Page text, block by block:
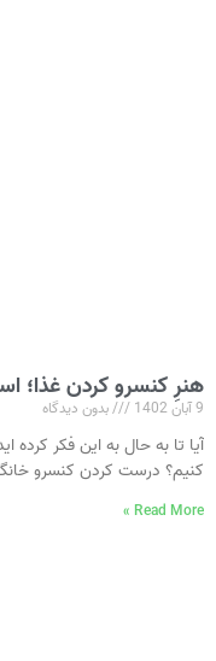
هنرِ کنسرو کردن غذا؛
9 آبان 1402 بدون دیدگاه
آیا تا به حال به این فکر
کنیم؟ درست کردن کنسرو
Read More »